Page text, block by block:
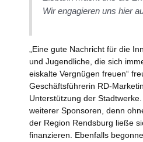
Wir engagieren uns hier
„Eine gute Nachricht für die
und Jugendliche, die sich
eiskalte Vergnügen freuen“
Geschäftsführerin RD-
Unterstützung der
weiterer Sponsoren, denn
der Region Rendsburg ließe
finanzieren. Ebenfalls